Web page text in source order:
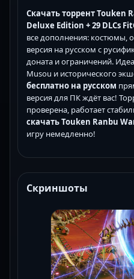
Скачать торрент Touken
Deluxe Edition + 29 DLCs
все дополнения: костюмы,
версия на русском с
доната и ограничений.
Musou и исторического
бесплатно на русском
версия для ПК ждёт вас!
проверена, работает
скачать Touken Ranbu
игру немедленно!
Скриншоты